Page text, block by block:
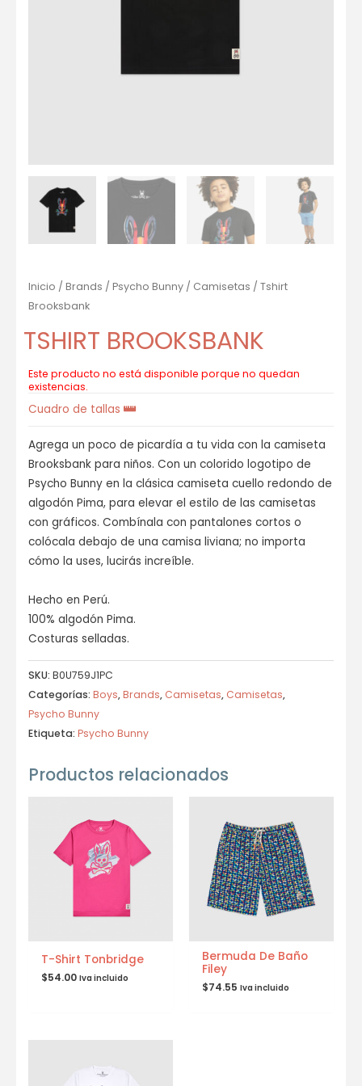
Inicio / Brands / Psycho Bunny / Camisetas / Tshirt
Brooksbank
TSHIRT BROOKSBANK
Este producto no está disponible porque no quedan
existencias.
Cuadro de tallas
Agrega un poco de picardía a tu vida con la camiseta
Brooksbank para niños. Con un colorido logotipo de
Psycho Bunny en la clásica camiseta cuello redondo de
algodón Pima, para elevar el estilo de las camisetas
con gráficos. Combínala con pantalones cortos o
colócala debajo de una camisa liviana⁠; no importa
cómo la uses, lucirás increíble.
Hecho en Perú.
100% algodón Pima.
Costuras selladas.
SKU: B0U759J1PC
Categorías: Boys,Brands, Camisetas, Camisetas,
Psycho Bunny
Etiqueta: Psycho Bunny
Productos relacionados
T-Shirt Tonbridge
$54.00 Iva incluido
Bermuda De Baño
Filey
$74.55 Iva incluido